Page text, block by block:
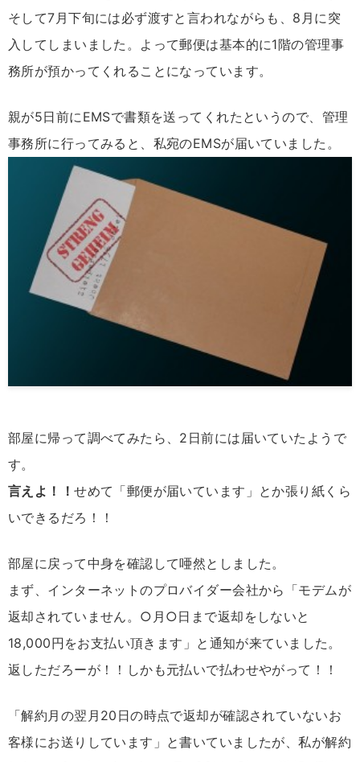
そして7月下旬には必ず渡すと言われながらも、8月に突
入してしまいました。よって郵便は基本的に1階の管理事
務所が預かってくれることになっています。
親が5日前にEMSで書類を送ってくれたというので、管理
事務所に行ってみると、私宛のEMSが届いていました。
部屋に帰って調べてみたら、2日前には届いていたようで
す。
言えよ！！せめて「郵便が届いています」とか張り紙くら
いできるだろ！！
部屋に戻って中身を確認して唖然としました。
まず、インターネットのプロバイダー会社から「モデムが
返却されていません。○月○日まで返却をしないと
18,000円をお支払い頂きます」と通知が来ていました。
返しただろーが！！しかも元払いで払わせやがって！！
「解約月の翌月20日の時点で返却が確認されていないお
客様にお送りしています」と書いていましたが、私が解約